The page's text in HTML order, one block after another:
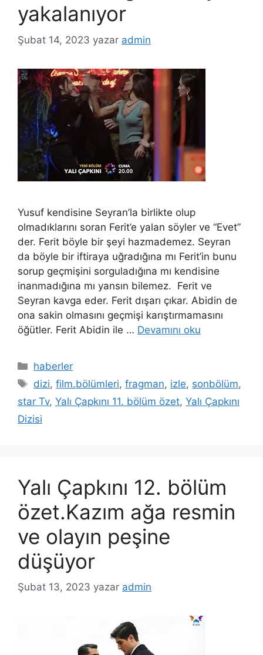
yakalanıyor
Şubat 14, 2023 yazar admin
Yusuf kendisine Seyran’la birlikte olup
olmadıklarını soran Ferit’e yalan söyler ve “Evet”
der. Ferit böyle bir şeyi hazmademez. Seyran
da böyle bir iftiraya uğradığına mı Ferit’in bunu
sorup geçmişini sorguladığına mı kendisine
inanmadığına mı yansın bilemez. Ferit ve
Seyran kavga eder. Ferit dışarı çıkar. Abidin de
ona sakin olmasını geçmişi karıştırmamasını
öğütler. Ferit Abidin ile … Devamını oku
Kategoriler
haberler
Etiketler
dizi,film.bölümleri,fragman, izle, sonbölüm,
star Tv, Yalı Çapkını 11. bölüm özet, Yalı Çapkını
Dizisi
Yalı Çapkını 12. bölüm
özet.Kazım ağa resmin
ve olayın peşine
düşüyor
Şubat 13, 2023 yazar admin